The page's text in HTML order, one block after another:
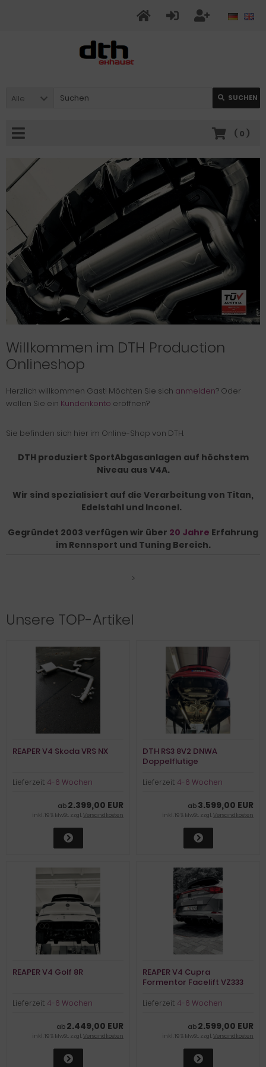
Alle SUCHEN
( 0 )
Willkommen im DTH Production
Onlineshop
Herzlich willkommen Gast! Möchten Sie sich anmelden? Oder
wollen Sie ein Kundenkonto eröffnen?
Sie befinden sich hier im Online-Shop von DTH.
DTH produziert SportAbgasanlagen auf höchstem
Niveau aus V4A.
Wir sind spezialisiert auf die Verarbeitung von Titan,
Edelstahl und Inconel.
Gegründet 2003 verfügen wir über 20 Jahre Erfahrung
im Rennsport und Tuning Bereich.
>
Unsere TOP-Artikel
REAPER V4 Skoda VRS NX
Lieferzeit: 4-6 Wochen
ab 2.399,00 EUR
inkl. 19 % MwSt. zzgl.Versandkosten
DTH RS3 8V2 DNWA
Doppelflutige
REAPER V5 OPF
Lieferzeit: 4-6 Wochen
ab 3.599,00 EUR
inkl. 19 % MwSt. zzgl.Versandkosten
REAPER V4 Golf 8R
Lieferzeit: 4-6 Wochen
ab 2.449,00 EUR
inkl. 19 % MwSt. zzgl.Versandkosten
REAPER V4 Cupra
Formentor Facelift VZ333
Lieferzeit: 4-6 Wochen
ab 2.599,00 EUR
inkl. 19 % MwSt. zzgl.Versandkosten